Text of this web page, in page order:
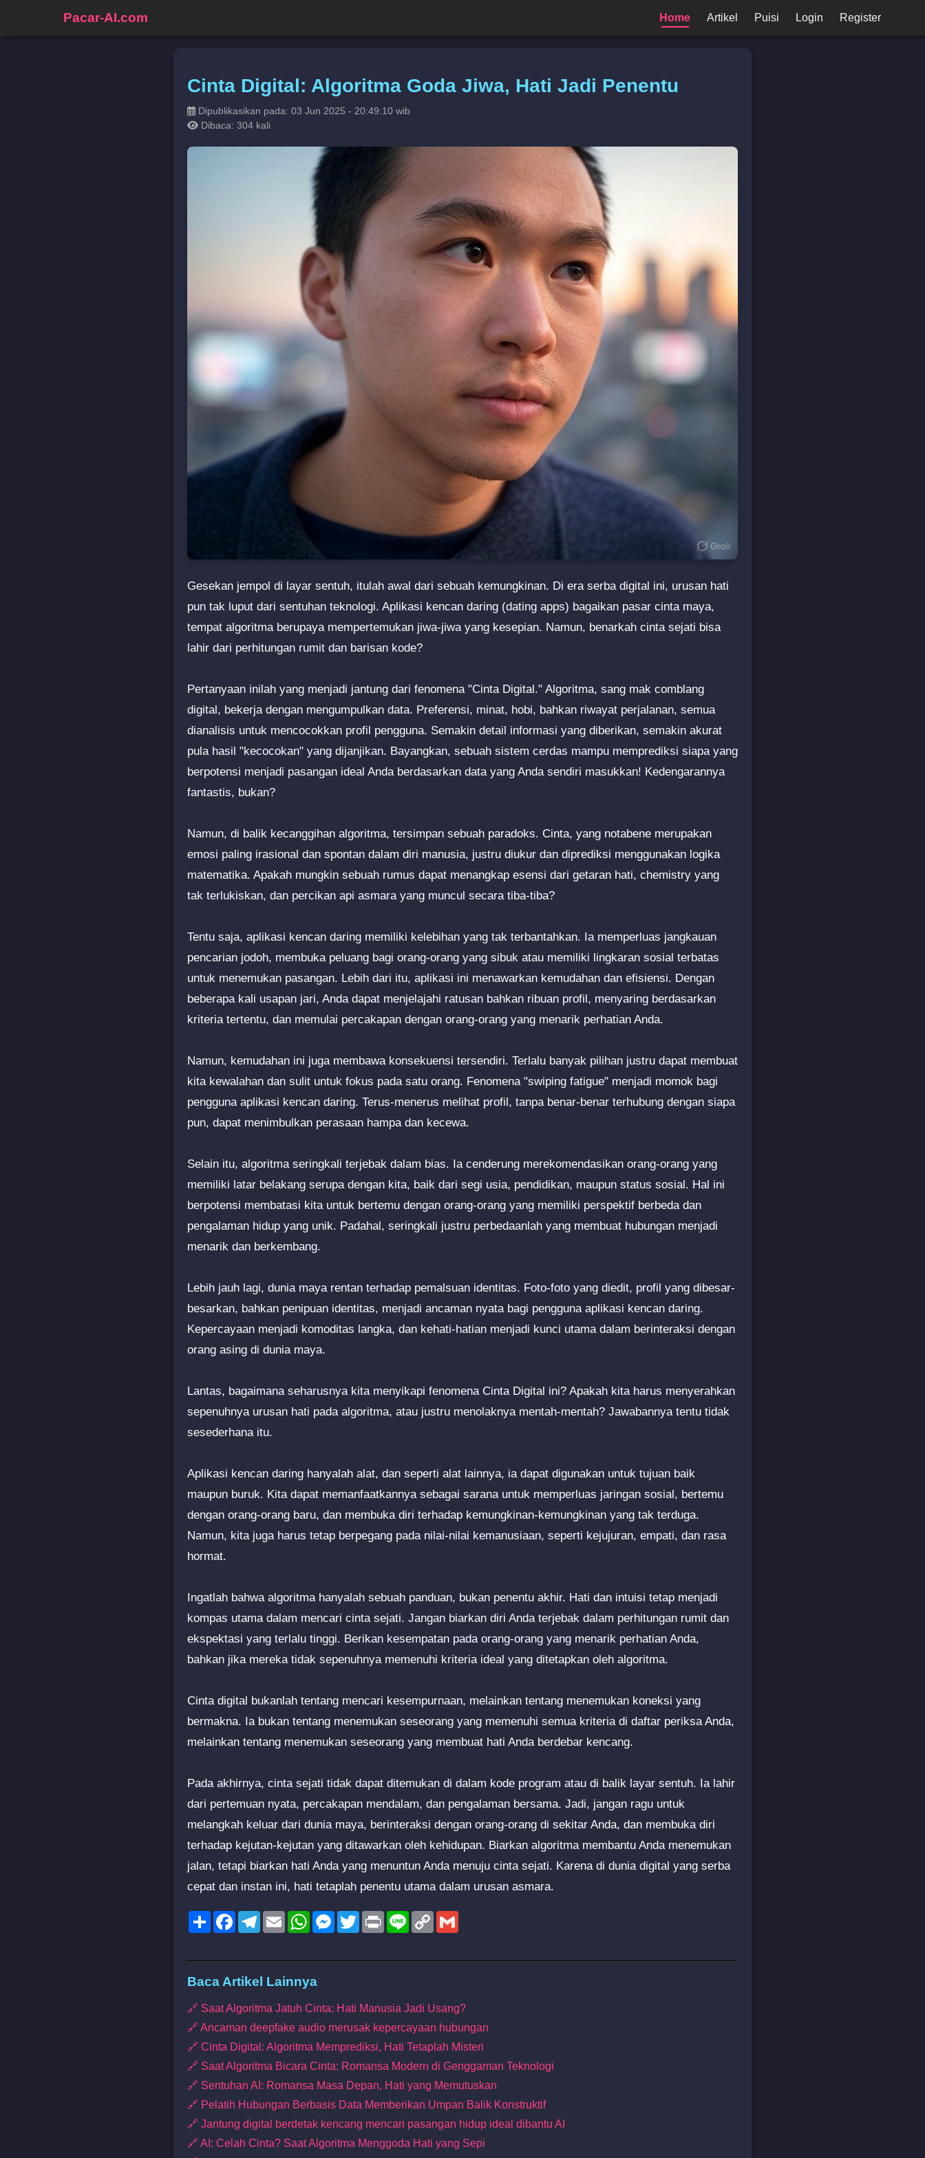
Pacar-AI.com Home Artikel Puisi Login Register
Cinta Digital: Algoritma Goda Jiwa, Hati Jadi Penentu
Dipublikasikan pada: 03 Jun 2025 - 20:49:10 wib
Dibaca: 304 kali
Gesekan jempol di layar sentuh, itulah awal dari sebuah kemungkinan. Di era serba digital ini, urusan hati
pun tak luput dari sentuhan teknologi. Aplikasi kencan daring (dating apps) bagaikan pasar cinta maya,
tempat algoritma berupaya mempertemukan jiwa-jiwa yang kesepian. Namun, benarkah cinta sejati bisa
lahir dari perhitungan rumit dan barisan kode?
Pertanyaan inilah yang menjadi jantung dari fenomena "Cinta Digital." Algoritma, sang mak comblang
digital, bekerja dengan mengumpulkan data. Preferensi, minat, hobi, bahkan riwayat perjalanan, semua
dianalisis untuk mencocokkan profil pengguna. Semakin detail informasi yang diberikan, semakin akurat
pula hasil "kecocokan" yang dijanjikan. Bayangkan, sebuah sistem cerdas mampu memprediksi siapa yang
berpotensi menjadi pasangan ideal Anda berdasarkan data yang Anda sendiri masukkan! Kedengarannya
fantastis, bukan?
Namun, di balik kecanggihan algoritma, tersimpan sebuah paradoks. Cinta, yang notabene merupakan
emosi paling irasional dan spontan dalam diri manusia, justru diukur dan diprediksi menggunakan logika
matematika. Apakah mungkin sebuah rumus dapat menangkap esensi dari getaran hati, chemistry yang
tak terlukiskan, dan percikan api asmara yang muncul secara tiba-tiba?
Tentu saja, aplikasi kencan daring memiliki kelebihan yang tak terbantahkan. Ia memperluas jangkauan
pencarian jodoh, membuka peluang bagi orang-orang yang sibuk atau memiliki lingkaran sosial terbatas
untuk menemukan pasangan. Lebih dari itu, aplikasi ini menawarkan kemudahan dan efisiensi. Dengan
beberapa kali usapan jari, Anda dapat menjelajahi ratusan bahkan ribuan profil, menyaring berdasarkan
kriteria tertentu, dan memulai percakapan dengan orang-orang yang menarik perhatian Anda.
Namun, kemudahan ini juga membawa konsekuensi tersendiri. Terlalu banyak pilihan justru dapat membuat
kita kewalahan dan sulit untuk fokus pada satu orang. Fenomena "swiping fatigue" menjadi momok bagi
pengguna aplikasi kencan daring. Terus-menerus melihat profil, tanpa benar-benar terhubung dengan siapa
pun, dapat menimbulkan perasaan hampa dan kecewa.
Selain itu, algoritma seringkali terjebak dalam bias. Ia cenderung merekomendasikan orang-orang yang
memiliki latar belakang serupa dengan kita, baik dari segi usia, pendidikan, maupun status sosial. Hal ini
berpotensi membatasi kita untuk bertemu dengan orang-orang yang memiliki perspektif berbeda dan
pengalaman hidup yang unik. Padahal, seringkali justru perbedaanlah yang membuat hubungan menjadi
menarik dan berkembang.
Lebih jauh lagi, dunia maya rentan terhadap pemalsuan identitas. Foto-foto yang diedit, profil yang dibesar-
besarkan, bahkan penipuan identitas, menjadi ancaman nyata bagi pengguna aplikasi kencan daring.
Kepercayaan menjadi komoditas langka, dan kehati-hatian menjadi kunci utama dalam berinteraksi dengan
orang asing di dunia maya.
Lantas, bagaimana seharusnya kita menyikapi fenomena Cinta Digital ini? Apakah kita harus menyerahkan
sepenuhnya urusan hati pada algoritma, atau justru menolaknya mentah-mentah? Jawabannya tentu tidak
sesederhana itu.
Aplikasi kencan daring hanyalah alat, dan seperti alat lainnya, ia dapat digunakan untuk tujuan baik
maupun buruk. Kita dapat memanfaatkannya sebagai sarana untuk memperluas jaringan sosial, bertemu
dengan orang-orang baru, dan membuka diri terhadap kemungkinan-kemungkinan yang tak terduga.
Namun, kita juga harus tetap berpegang pada nilai-nilai kemanusiaan, seperti kejujuran, empati, dan rasa
hormat.
Ingatlah bahwa algoritma hanyalah sebuah panduan, bukan penentu akhir. Hati dan intuisi tetap menjadi
kompas utama dalam mencari cinta sejati. Jangan biarkan diri Anda terjebak dalam perhitungan rumit dan
ekspektasi yang terlalu tinggi. Berikan kesempatan pada orang-orang yang menarik perhatian Anda,
bahkan jika mereka tidak sepenuhnya memenuhi kriteria ideal yang ditetapkan oleh algoritma.
Cinta digital bukanlah tentang mencari kesempurnaan, melainkan tentang menemukan koneksi yang
bermakna. Ia bukan tentang menemukan seseorang yang memenuhi semua kriteria di daftar periksa Anda,
melainkan tentang menemukan seseorang yang membuat hati Anda berdebar kencang.
Pada akhirnya, cinta sejati tidak dapat ditemukan di dalam kode program atau di balik layar sentuh. Ia lahir
dari pertemuan nyata, percakapan mendalam, dan pengalaman bersama. Jadi, jangan ragu untuk
melangkah keluar dari dunia maya, berinteraksi dengan orang-orang di sekitar Anda, dan membuka diri
terhadap kejutan-kejutan yang ditawarkan oleh kehidupan. Biarkan algoritma membantu Anda menemukan
jalan, tetapi biarkan hati Anda yang menuntun Anda menuju cinta sejati. Karena di dunia digital yang serba
cepat dan instan ini, hati tetaplah penentu utama dalam urusan asmara.
ShareFacebookTelegram
EmailWhatsAppMessenger
TwitterPrint Line Copy
Link
Baca Artikel Lainnya
🔗 Saat Algoritma Jatuh Cinta: Hati Manusia Jadi Usang?
🔗 Ancaman deepfake audio merusak kepercayaan hubungan
🔗 Cinta Digital: Algoritma Memprediksi, Hati Tetaplah Misteri
🔗 Saat Algoritma Bicara Cinta: Romansa Modern di Genggaman Teknologi
🔗 Sentuhan AI: Romansa Masa Depan, Hati yang Memutuskan
🔗 Pelatih Hubungan Berbasis Data Memberikan Umpan Balik Konstruktif
🔗 Jantung digital berdetak kencang mencari pasangan hidup ideal dibantu AI
🔗 AI: Celah Cinta? Saat Algoritma Menggoda Hati yang Sepi